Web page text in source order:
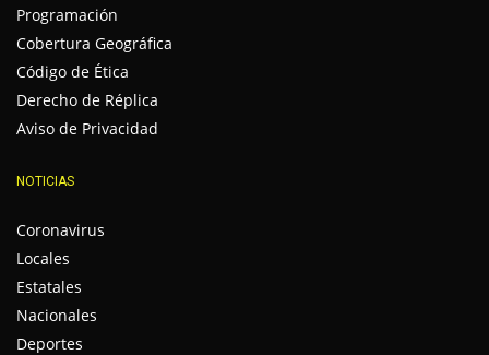
Programación
Cobertura Geográfica
Código de Ética
Derecho de Réplica
Aviso de Privacidad
NOTICIAS
Coronavirus
Locales
Estatales
Nacionales
Deportes